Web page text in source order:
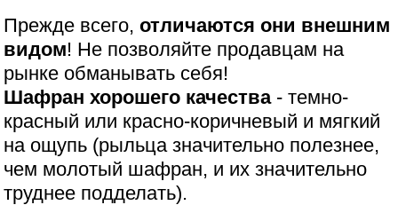
Прежде всего,отличаются они внешним
видом! Не позволяйте продавцам на
рынке обманывать себя!
Шафран хорошего качества- темно-
красный или красно-коричневый и мягкий
на ощупь (рыльца значительно полезнее,
чем молотый шафран, и их значительно
труднее подделать).